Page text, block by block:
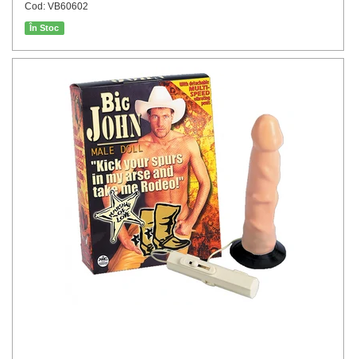
Cod: VB60602
În Stoc